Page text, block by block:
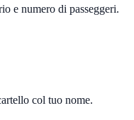
e numero di passeggeri.
col tuo nome.